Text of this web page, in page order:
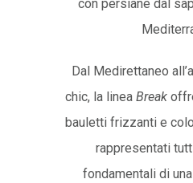
con persiane dal
Dal Medirettaneo
chic, la linea Break
bauletti frizzanti e
rappresentati
fondamentali di